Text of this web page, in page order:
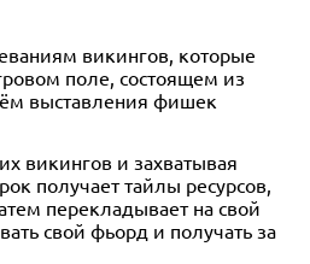
викингов, которые
поле, состоящем из
выставления фишек
викингов и захватывая
получает тайлы ресурсов,
перекладывает на свой
свой фьорд и получать за